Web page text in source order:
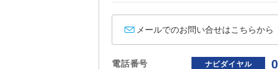
メールでのお問い合せはこちらから
電話番号 ナビダイヤル
年齢制限